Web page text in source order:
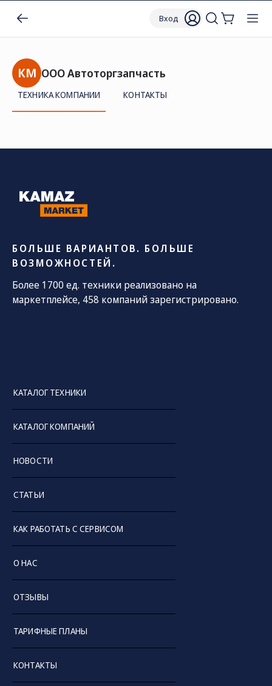
Вход
СОЦ. СЕТИ ТЕЛЕФОН
КМ ООО Автоторгзапчасть
ТЕХНИКА КОМПАНИИ КОНТАКТЫ
БОЛЬШЕ ВАРИАНТОВ. БОЛЬШЕ
ВОЗМОЖНОСТЕЙ.
Более 1700 ед. техники реализовано на
маркетплейсе, 458 компаний зарегистрировано.
КАТАЛОГ ТЕХНИКИ
КАТАЛОГ КОМПАНИЙ
НОВОСТИ
СТАТЬИ
КАК РАБОТАТЬ С СЕРВИСОМ
О НАС
ОТЗЫВЫ
ТАРИФНЫЕ ПЛАНЫ
КОНТАКТЫ